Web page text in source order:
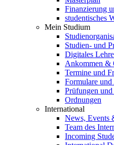
Finanzierung
studentisches
Mein Studium
Studien- und
Digitales
Ankommen &
Termine und
Formulare und
Prüfungen
Ordnungen
International
News, Events
Team des
Incoming